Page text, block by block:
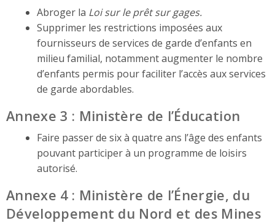
Abroger la Loi sur le prêt sur gages.
Supprimer les restrictions imposées aux
fournisseurs de services de garde d’enfants en
milieu familial, notamment augmenter le nombre
d’enfants permis pour faciliter l’accès aux services
de garde abordables.
Annexe 3 : Ministère de l’Éducation
Faire passer de six à quatre ans l’âge des enfants
pouvant participer à un programme de loisirs
autorisé.
Annexe 4 : Ministère de l’Énergie, du
Développement du Nord et des Mines